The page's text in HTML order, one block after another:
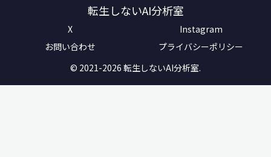
転生しないAI分析室
X
Instagram
お問い合わせ
プライバシーポリシー
© 2021-2026 転生しないAI分析室.